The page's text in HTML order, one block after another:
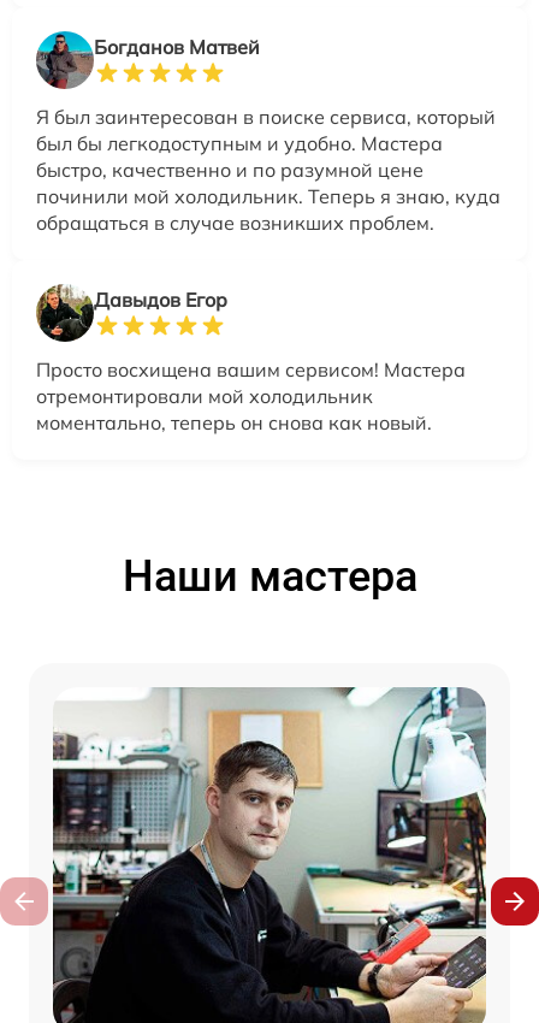
Богданов Матвей
Я был заинтересован в поиске сервиса, который
был бы легкодоступным и удобно. Мастера
быстро, качественно и по разумной цене
починили мой холодильник. Теперь я знаю, куда
обращаться в случае возникших проблем.
Давыдов Егор
Просто восхищена вашим сервисом! Мастера
отремонтировали мой холодильник
моментально, теперь он снова как новый.
Наши мастера